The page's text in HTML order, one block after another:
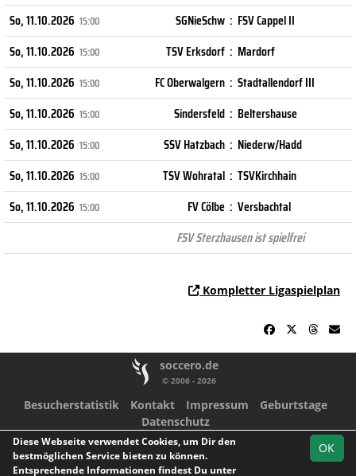
So, 11.10.2026 15:00 SGNieSchw : FSV Cappel II
So, 11.10.2026 15:00 TSV Erksdorf : Mardorf
So, 11.10.2026 15:00 FC Oberwalgern : Stadtallendorf III
So, 11.10.2026 15:00 Sindersfeld : Beltershause
So, 11.10.2026 15:00 SSV Hatzbach : Niederw/Hadd
So, 11.10.2026 15:00 TSV Wohratal : TSVKirchhain
So, 11.10.2026 15:00 FV Cölbe : Versbachtal
FSV Sterzhausen ist spielfrei
Kompletter Ligaspielplan
soccero.de
© 2006 - 2026
Besucherstatistik Kontakt Impressum
Geburtstage
Datenschutz
Facebook
Instagram OK
Diese Webseite verwendet Cookies, um Dir den
bestmöglichen Service bieten zu können.
Entsprechende Informationen findest Du unter